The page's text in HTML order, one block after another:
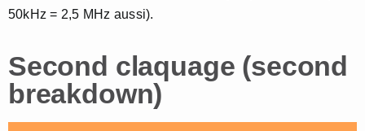
50kHz = 2,5 MHz aussi).
Second claquage (second
breakdown)